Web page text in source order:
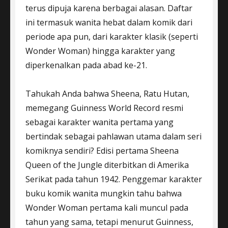
terus dipuja karena berbagai alasan. Daftar
ini termasuk wanita hebat dalam komik dari
periode apa pun, dari karakter klasik (seperti
Wonder Woman) hingga karakter yang
diperkenalkan pada abad ke-21.
Tahukah Anda bahwa Sheena, Ratu Hutan,
memegang Guinness World Record resmi
sebagai karakter wanita pertama yang
bertindak sebagai pahlawan utama dalam seri
komiknya sendiri? Edisi pertama Sheena
Queen of the Jungle diterbitkan di Amerika
Serikat pada tahun 1942. Penggemar karakter
buku komik wanita mungkin tahu bahwa
Wonder Woman pertama kali muncul pada
tahun yang sama, tetapi menurut Guinness,